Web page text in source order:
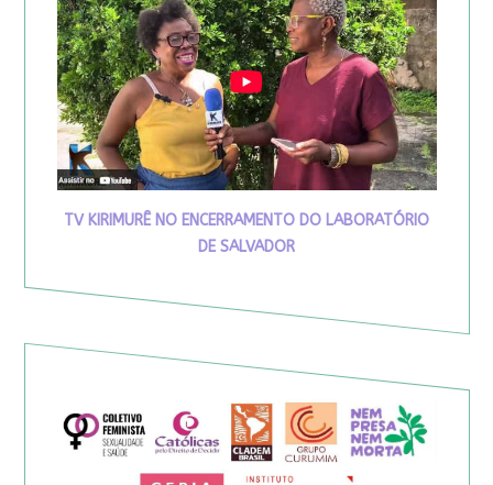
TV KIRIMURÊ NO ENCERRAMENTO DO LABORATÓRIO
DE SALVADOR